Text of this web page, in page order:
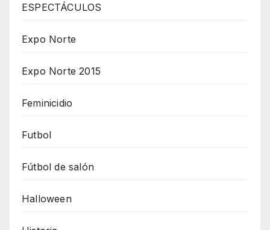
ESPECTÁCULOS
Expo Norte
Expo Norte 2015
Feminicidio
Futbol
Fútbol de salón
Halloween